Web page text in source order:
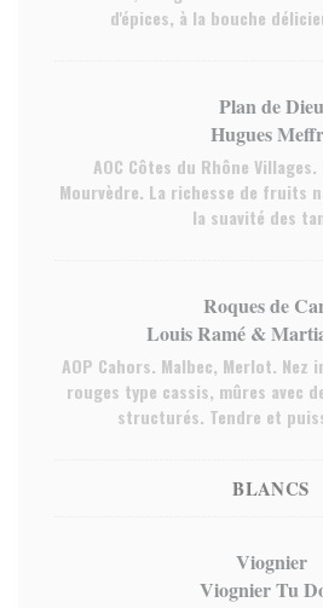
d'épices, à la bouche
Plan de Dieu
Hugues
AOC Côtes du Rhône
Mourvèdre. La richesse de fruits
la suavité des
Roques de
Louis Ramé &
AOP Cahors. Malbec, Merlot.
rouges type cassis, mûres avec
structurés. Tendre et
BLANCS
Viognier
Viognier Tu